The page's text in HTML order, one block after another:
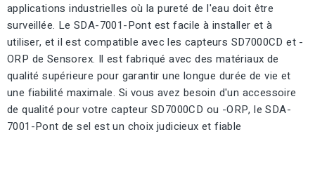
applications industrielles où la pureté de l'eau doit être
surveillée. Le SDA-7001-Pont est facile à installer et à
utiliser, et il est compatible avec les capteurs SD7000CD et -
ORP de Sensorex. Il est fabriqué avec des matériaux de
qualité supérieure pour garantir une longue durée de vie et
une fiabilité maximale. Si vous avez besoin d'un accessoire
de qualité pour votre capteur SD7000CD ou -ORP, le SDA-
7001-Pont de sel est un choix judicieux et fiable